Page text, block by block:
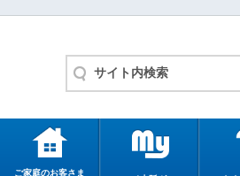
ご家庭のお客さま